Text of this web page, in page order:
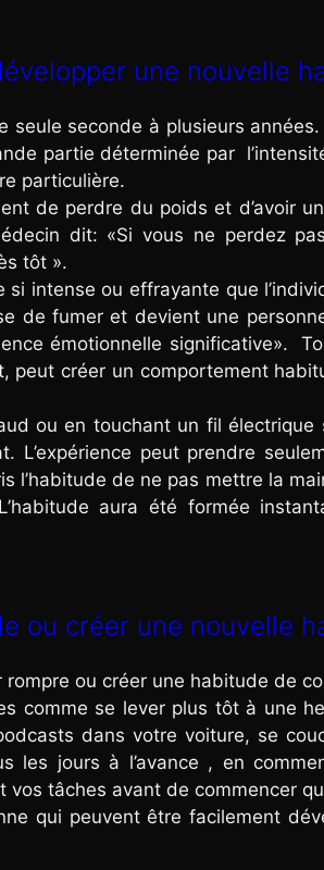
une nouvelle
seule seconde à plusieurs
partie déterminée par
particulière.
de perdre du poids et d’avoir
dit: «Si vous ne perdez
tôt ».
intense ou effrayante que
de fumer et devient une
émotionnelle significative».
créer un comportement
ou en touchant un fil électrique
L’expérience peut prendre
l’habitude de ne pas mettre la
aura été formée
ou créer une nouvelle
ou créer une habitude de
comme se lever plus tôt à une
dans votre voiture, se
les jours à l’avance , en
tâches avant de commencer
qui peuvent être facilement